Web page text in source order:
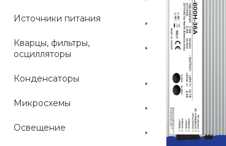
Источники питания
Кварцы, фильтры,
осцилляторы
Конденсаторы
Микросхемы
Освещение